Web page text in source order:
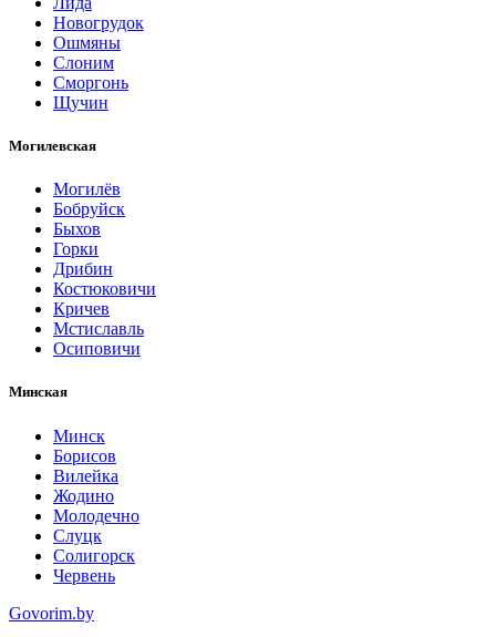
Новогрудок
Ошмяны
Слоним
Сморгонь
Щучин
Могилевская
Могилёв
Бобруйск
Быхов
Горки
Дрибин
Костюковичи
Кричев
Мстиславль
Осиповичи
Минская
Минск
Борисов
Вилейка
Жодино
Молодечно
Слуцк
Солигорск
Червень
Govorim.by